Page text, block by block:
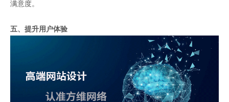
满意度。
五、提升用户体验